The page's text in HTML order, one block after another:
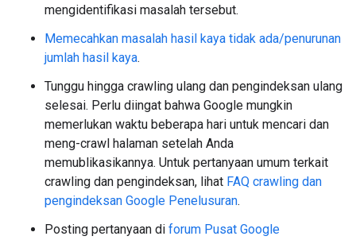
mengidentifikasi masalah tersebut.
Memecahkan masalah hasil kaya tidak ada/penurunan
jumlah hasil kaya.
Tunggu hingga crawling ulang dan pengindeksan ulang
selesai. Perlu diingat bahwa Google mungkin
memerlukan waktu beberapa hari untuk mencari dan
meng-crawl halaman setelah Anda
memublikasikannya. Untuk pertanyaan umum terkait
crawling dan pengindeksan, lihat FAQ crawling dan
pengindeksan Google Penelusuran.
Posting pertanyaan di forum Pusat Google